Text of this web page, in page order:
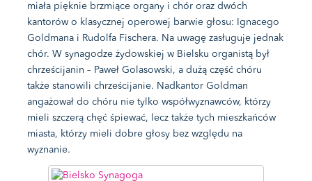
miała pięknie brzmiące organy i chór oraz dwóch
kantorów o klasycznej operowej barwie głosu: Ignacego
Goldmana i Rudolfa Fischera. Na uwagę zasługuje jednak
chór. W synagodze żydowskiej w Bielsku organistą był
chrześcijanin – Paweł Golasowski, a dużą część chóru
także stanowili chrześcijanie. Nadkantor Goldman
angażował do chóru nie tylko współwyznawców, którzy
mieli szczerą chęć śpiewać, lecz także tych mieszkańców
miasta, którzy mieli dobre głosy bez względu na
wyznanie.